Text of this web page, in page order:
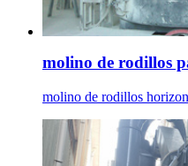
molino de rodillos
molino de rodillos